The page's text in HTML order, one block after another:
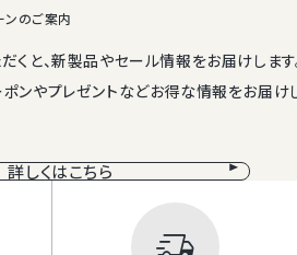
くと、新製品やセール情報をお届けします
ンやプレゼントなどお得な情報をお届け
詳しくはこちら